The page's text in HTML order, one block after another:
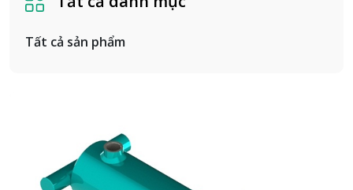
Tất cả sản phẩm